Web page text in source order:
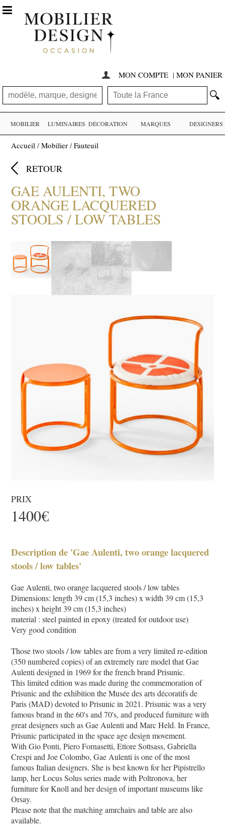
 MON COMPTE | MON PANIER
🔍

MOBILIER LUMINAIRES DÉCORATION MARQUES DESIGNERS
Accueil /Mobilier /Fauteuil
 RETOUR
GAE AULENTI, TWO
ORANGE LACQUERED
STOOLS / LOW TABLES
PRIX
1400€
Description de 'Gae Aulenti, two orange lacquered
stools / low tables'
Gae Aulenti, two orange lacquered stools / low tables
Dimensions: length 39 cm (15,3 inches) x width 39 cm (15,3
inches) x height 39 cm (15,3 inches)
material : steel painted in epoxy (treated for outdoor use)
Very good condition
Those two stools / low tables are from a very limited re-edition
(350 numbered copies) of an extremely rare model that Gae
Aulenti designed in 1969 for the french brand Prisunic.
This limited edition was made during the commemoration of
Prisunic and the exhibition the Musée des arts décoratifs de
Paris (MAD) devoted to Prisunic in 2021. Prisunic was a very
famous brand in the 60's and 70's, and produced furniture with
great designers such as Gae Aulenti and Marc Held. In France,
Prisunic participated in the space age design movement.
With Gio Ponti, Piero Fornasetti, Ettore Sottsass, Gabriella
Crespi and Joe Colombo, Gae Aulenti is one of the most
famous Italian designers. She is best known for her Pipistrello
lamp, her Locus Solus series made with Poltronova, her
furniture for Knoll and her design of important museums like
Orsay.
Please note that the matching amrchairs and table are also
available.